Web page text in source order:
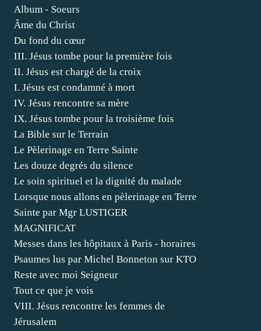
Album - Soeurs
Âme du Christ
Du fond du cœur
III. Jésus tombe pour la première fois
II. Jésus est chargé de la croix
I. Jésus est condamné à mort
IV. Jésus rencontre sa mère
IX. Jésus tombe pour la troisième fois
La Bible sur le Terrain
Le Pèlerinage en Terre Sainte
Les douze degrés du silence
Le soin spirituel et la dignité du malade
Lorsque nous allons en pèlerinage en Terre
Sainte par Mgr LUSTIGER
MAGNIFICAT
Messes dans les hôpitaux à Paris - horaires
Psaumes lus par Michel Bonneton sur KTO
Reste avec moi Seigneur
Tout ce que je vois
VIII. Jésus rencontre les femmes de
Jérusalem